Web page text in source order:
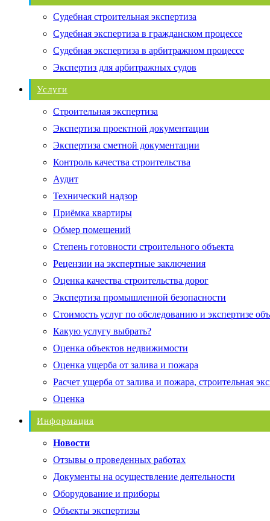
Судебная строительная экспертиза
Судебная экспертиза в гражданском процессе
Судебная экспертиза в арбитражном процессе
Экспертиз для арбитражных судов
Услуги
Строительная экспертиза
Экспертиза проектной документации
Экспертиза сметной документации
Контроль качества строительства
Аудит
Технический надзор
Приёмка квартиры
Обмер помещений
Степень готовности строительного объекта
Рецензии на экспертные заключения
Оценка качества строительства дорог
Экспертиза промышленной безопасности
Стоимость услуг по обследованию и экспертизе
Какую услугу выбрать?
Оценка объектов недвижимости
Оценка ущерба от залива и пожара
Расчет ущерба от залива и пожара, строительная
Оценка
Информация
Новости
Отзывы о проведенных работах
Документы на осуществление деятельности
Оборудование и приборы
Объекты экспертизы